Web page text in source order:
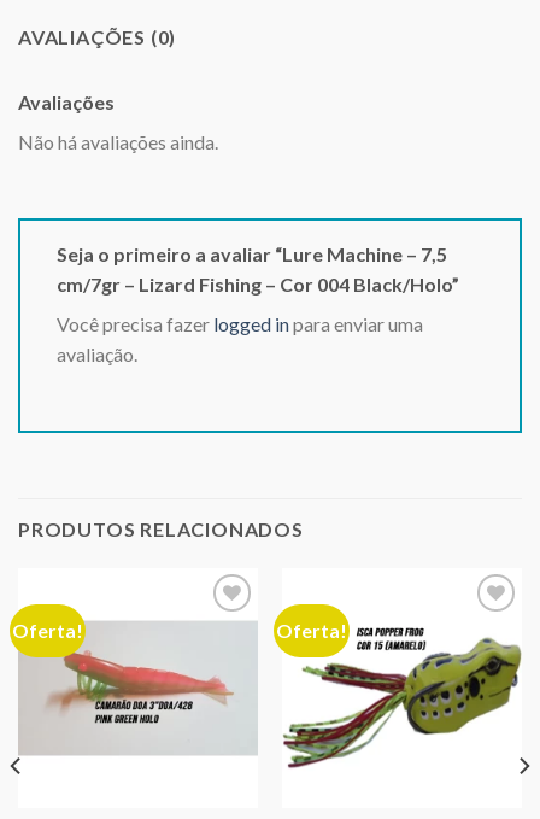
AVALIAÇÕES (0)
Avaliações
Não há avaliações ainda.
Seja o primeiro a avaliar “Lure Machine – 7,5
cm/7gr – Lizard Fishing – Cor 004 Black/Holo”
Você precisa fazer logged inpara enviar uma
avaliação.
PRODUTOS RELACIONADOS
Oferta! Oferta!
aos meus
desejos